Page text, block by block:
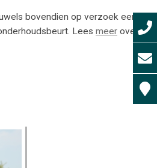
bovendien op verzoek een
Lees meer over